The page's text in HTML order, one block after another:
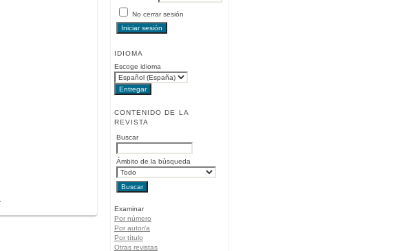
No cerrar sesión
IDIOMA
Escoge idioma
CONTENIDO DE LA
REVISTA
Buscar
Ámbito de la búsqueda
Examinar
Por número
Por autor/a
Por título
Otras revistas